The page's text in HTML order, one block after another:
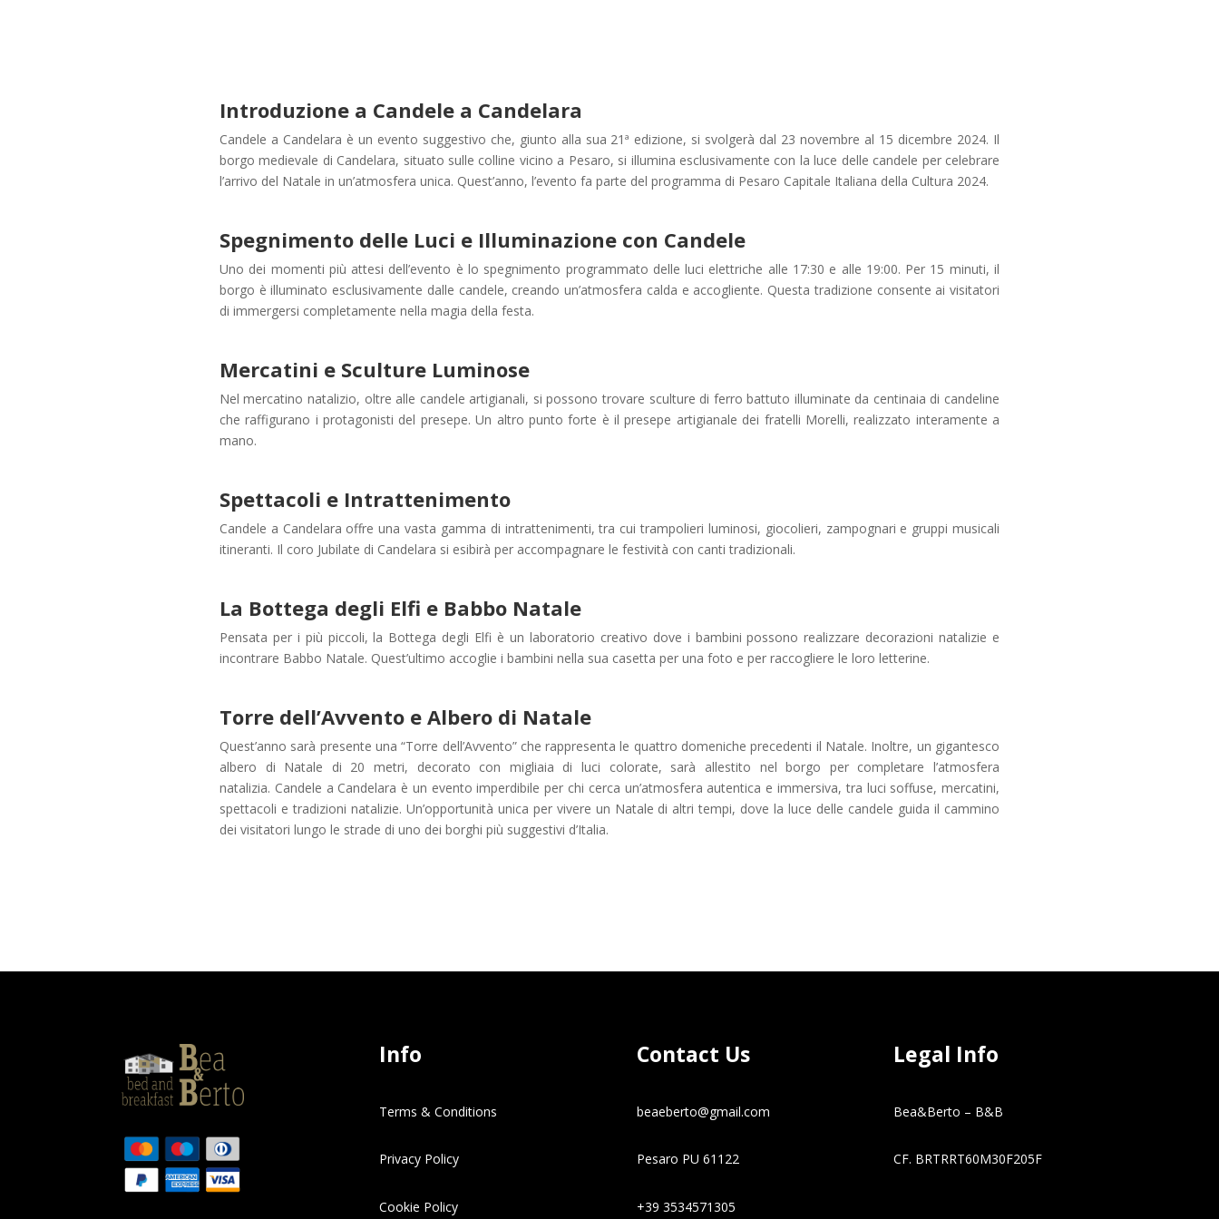
Introduzione a Candele a Candelara
Candele a Candelara è un evento suggestivo che, giunto alla sua 21ª edizione, si svolgerà dal 23 novembre al 15 dicembre 2024. Il
borgo medievale di Candelara, situato sulle colline vicino a Pesaro, si illumina esclusivamente con la luce delle candele per celebrare
l’arrivo del Natale in un’atmosfera unica. Quest’anno, l’evento fa parte del programma di Pesaro Capitale Italiana della Cultura 2024.
Spegnimento delle Luci e Illuminazione con Candele
Uno dei momenti più attesi dell’evento è lo spegnimento programmato delle luci elettriche alle 17:30 e alle 19:00. Per 15 minuti, il
borgo è illuminato esclusivamente dalle candele, creando un’atmosfera calda e accogliente. Questa tradizione consente ai visitatori
di immergersi completamente nella magia della festa.
Mercatini e Sculture Luminose
Nel mercatino natalizio, oltre alle candele artigianali, si possono trovare sculture di ferro battuto illuminate da centinaia di candeline
che raffigurano i protagonisti del presepe. Un altro punto forte è il presepe artigianale dei fratelli Morelli, realizzato interamente a
mano.
Spettacoli e Intrattenimento
Candele a Candelara offre una vasta gamma di intrattenimenti, tra cui trampolieri luminosi, giocolieri, zampognari e gruppi musicali
itineranti. Il coro Jubilate di Candelara si esibirà per accompagnare le festività con canti tradizionali.
La Bottega degli Elfi e Babbo Natale
Pensata per i più piccoli, la Bottega degli Elfi è un laboratorio creativo dove i bambini possono realizzare decorazioni natalizie e
incontrare Babbo Natale. Quest’ultimo accoglie i bambini nella sua casetta per una foto e per raccogliere le loro letterine.
Torre dell’Avvento e Albero di Natale
Quest’anno sarà presente una “Torre dell’Avvento” che rappresenta le quattro domeniche precedenti il Natale. Inoltre, un gigantesco
albero di Natale di 20 metri, decorato con migliaia di luci colorate, sarà allestito nel borgo per completare l’atmosfera
natalizia. Candele a Candelara è un evento imperdibile per chi cerca un’atmosfera autentica e immersiva, tra luci soffuse, mercatini,
spettacoli e tradizioni natalizie. Un’opportunità unica per vivere un Natale di altri tempi, dove la luce delle candele guida il cammino
dei visitatori lungo le strade di uno dei borghi più suggestivi d’Italia.
Info
Terms & Conditions
Privacy Policy
Cookie Policy
Contact Us
beaeberto@gmail.com
Pesaro PU 61122
+39 3534571305
Legal Info
Bea&Berto – B&B
CF. BRTRRT60M30F205F